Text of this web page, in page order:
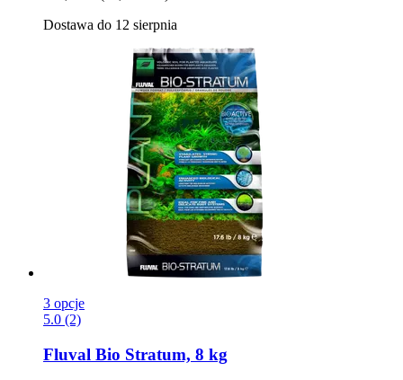
Dostawa do 12 sierpnia
3 opcje
5.0 (2)
Fluval Bio Stratum, 8 kg